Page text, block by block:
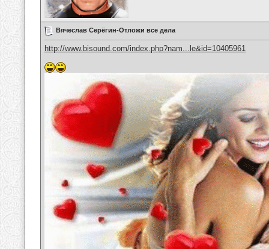
Вячеслав Серёгин-Отложи все дела
http://www.bisound.com/index.php?nam...le&id=10405961